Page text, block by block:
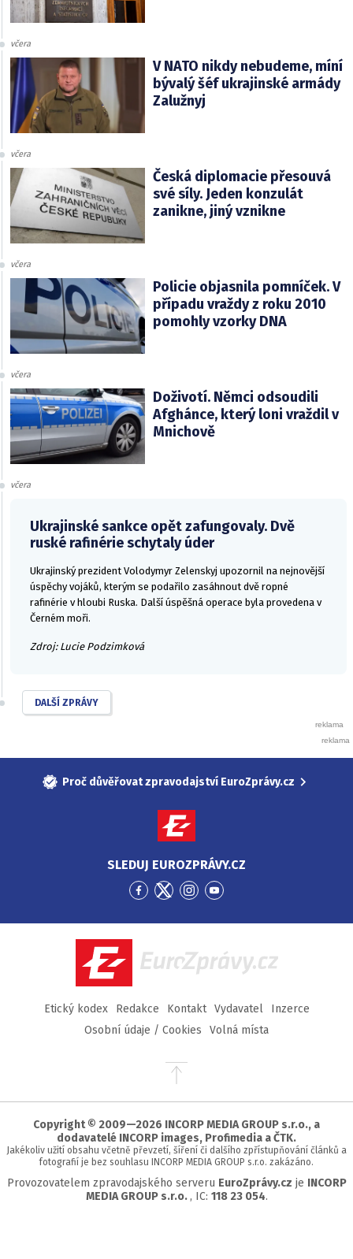
včera
V NATO nikdy nebudeme, míní
bývalý šéf ukrajinské armády
Zalužnyj
včera
Česká diplomacie přesouvá
své síly. Jeden konzulát
zanikne, jiný vznikne
včera
Policie objasnila pomníček. V
případu vraždy z roku 2010
pomohly vzorky DNA
včera
Doživotí. Němci odsoudili
Afghánce, který loni vraždil v
Mnichově
včera
Ukrajinské sankce opět zafungovaly. Dvě
ruské rafinérie schytaly úder
Ukrajinský prezident Volodymyr Zelenskyj upozornil na nejnovější
úspěchy vojáků, kterým se podařilo zasáhnout dvě ropné
rafinérie v hloubi Ruska. Další úspěšná operace byla provedena v
Černém moři.
Zdroj: Lucie Podzimková
DALŠÍ ZPRÁVY
Proč důvěřovat zpravodajství EuroZprávy.cz
SLEDUJ EUROZPRÁVY.CZ
Přejít
Facebook
Přejít
Twitter
Přejít
Instagram
Přejít
YouTube
EuroZprávy.cz
Etický kodex Redakce Kontakt Vydavatel
Inzerce
Osobní údaje / Cookies
Volná místa
Přejít
stránky
Copyright © 2009—2026 INCORP MEDIA GROUP s.r.o., a
dodavatelé INCORP images, Profimedia a ČTK.
Jakékoliv užití obsahu včetně převzetí, šíření či dalšího zpřístupňování článků a
fotografií je bez souhlasu INCORP MEDIA GROUP s.r.o. zakázáno.
Provozovatelem zpravodajského serveru EuroZprávy.cz je INCORP
MEDIA GROUP s.r.o. , IC: 118 23 054.